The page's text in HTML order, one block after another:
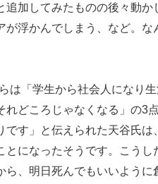
追加してみたものの後々動
が浮かんでしまう、など。
は「学生から社会人になり
れどころじゃなくなる」の3
です」と伝えられた天谷氏
とになったそうです。こう
ら、明日死んでもいいよう